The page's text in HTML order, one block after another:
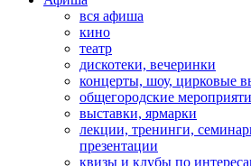
вся афиша
кино
театр
дискотеки, вечеринки
концерты, шоу, цирковые
общегородские
выставки, ярмарки
лекции, тренинги,
презентации
квизы и клубы по